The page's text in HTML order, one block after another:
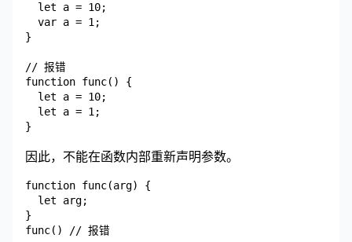
  let a = 10;
  var a = 1;
}
// 报错
function func() {
  let a = 10;
  let a = 1;
因此，不能在函数内部重新声明参数。
function func(arg) {
  let arg;
}
func() // 报错